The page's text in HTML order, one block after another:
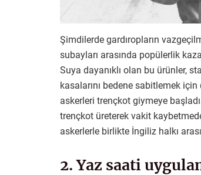
Şimdilerde gardıropların
subayları arasında popülerlik
Suya dayanıklı olan bu ürünler,
kasalarını bedene sabitlemek
askerleri trençkot giymeye
trençkot üreterek vakit
askerlerle birlikte İngiliz halkı
2. Yaz saati